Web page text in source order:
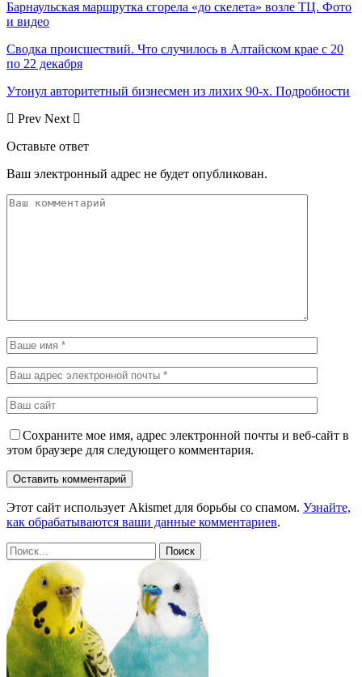
Барнаульская маршрутка сгорела «до скелета» возле ТЦ. Фото
и видео
Сводка происшествий. Что случилось в Алтайском крае с 20
по 22 декабря
Утонул авторитетный бизнесмен из лихих 90-х. Подробности
Prev Next
Оставьте ответ
Ваш электронный адрес не будет опубликован.
Сохраните мое имя, адрес электронной почты и веб-сайт в
этом браузере для следующего комментария.
Этот сайт использует Akismet для борьбы со спамом. Узнайте,
как обрабатываются ваши данные комментариев.